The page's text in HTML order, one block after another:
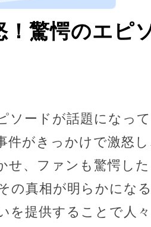
！驚愕のエピ
ソードが話題になっ
件がきっかけで激怒
せ、ファンも驚愕し
の真相が明らかにな
を提供することで人